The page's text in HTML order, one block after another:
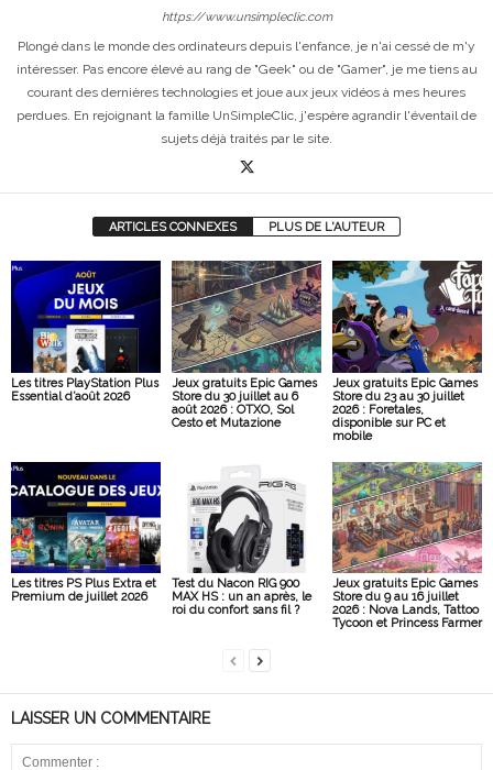
https://www.unsimpleclic.com
Plongé dans le monde des ordinateurs depuis l'enfance, je n'ai cessé de m'y
intéresser. Pas encore élevé au rang de "Geek" ou de "Gamer", je me tiens au
courant des dernières technologies et joue aux jeux vidéos à mes heures
perdues. En rejoignant la famille UnSimpleClic, j'espère agrandir l'éventail de
sujets déjà traités par le site.
ARTICLES CONNEXES PLUS DE L'AUTEUR
Les titres PlayStation Plus
Essential d’août 2026
Jeux gratuits Epic Games
Store du 30 juillet au 6
août 2026 : OTXO, Sol
Cesto et Mutazione
Jeux gratuits Epic Games
Store du 23 au 30 juillet
2026 : Foretales,
disponible sur PC et
mobile
Les titres PS Plus Extra et
Premium de juillet 2026
Test du Nacon RIG 900
MAX HS : un an après, le
roi du confort sans fil ?
Jeux gratuits Epic Games
Store du 9 au 16 juillet
2026 : Nova Lands, Tattoo
Tycoon et Princess Farmer
LAISSER UN COMMENTAIRE